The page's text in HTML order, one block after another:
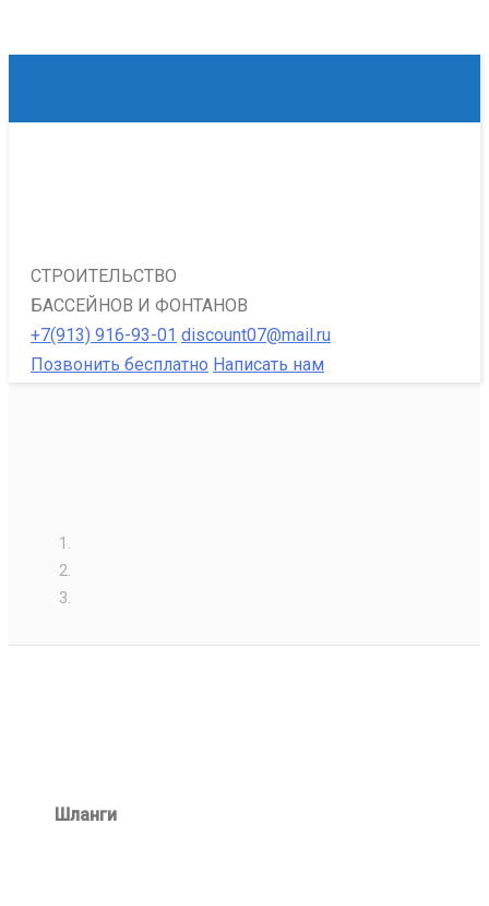
СТРОИТЕЛЬСТВО
БАССЕЙНОВ И ФОНТАНОВ
+7(913) 916-93-01 discount07@mail.ru
Позвонить бесплатно Написать нам
Шланги